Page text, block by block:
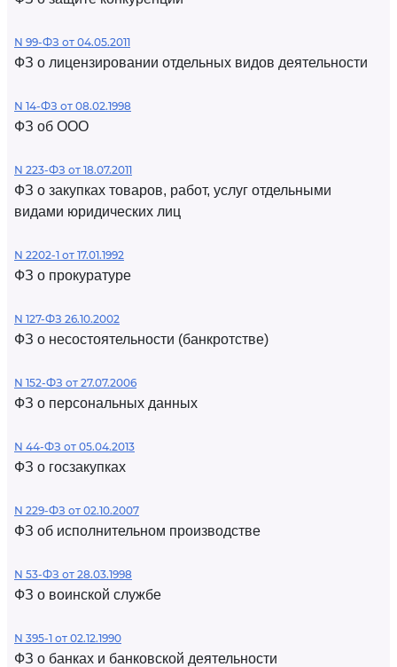
N 99-ФЗ от 04.05.2011
ФЗ о лицензировании отдельных видов деятельности
N 14-ФЗ от 08.02.1998
ФЗ об ООО
N 223-ФЗ от 18.07.2011
ФЗ о закупках товаров, работ, услуг отдельными
видами юридических лиц
N 2202-1 от 17.01.1992
ФЗ о прокуратуре
N 127-ФЗ 26.10.2002
ФЗ о несостоятельности (банкротстве)
N 152-ФЗ от 27.07.2006
ФЗ о персональных данных
N 44-ФЗ от 05.04.2013
ФЗ о госзакупках
N 229-ФЗ от 02.10.2007
ФЗ об исполнительном производстве
N 53-ФЗ от 28.03.1998
ФЗ о воинской службе
N 395-1 от 02.12.1990
ФЗ о банках и банковской деятельности